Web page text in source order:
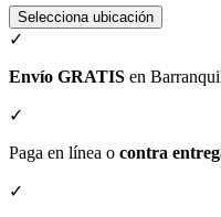
Selecciona ubicación
✓
Envío GRATIS en
✓
Paga en línea o contra
✓